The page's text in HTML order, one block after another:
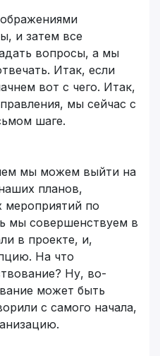
и затем все
вопросы, а мы
Итак, если
вот с чего. Итак,
мы сейчас с
шаге.
мы можем выйти на
планов,
мероприятий по
мы совершенствуем в
в проекте, и,
На что
Ну, во-
может быть
с самого начала,